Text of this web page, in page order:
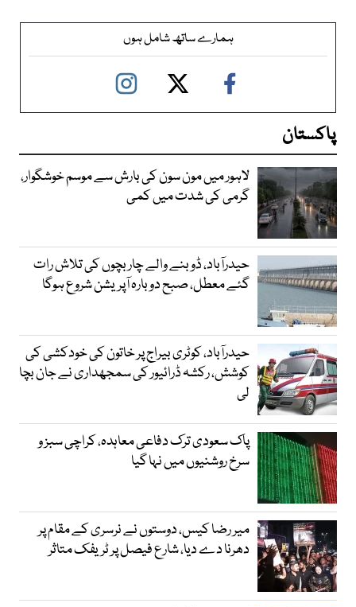
ہمارے ساتھ شامل ہوں
پاکستان
لاہور میں مون سون کی بارش سے موسم خوشگوار،
گرمی کی شدت میں کمی
حیدرآباد، ڈوبنے والے چار بچوں کی تلاش رات
گئے معطل، صبح دوبارہ آپریشن شروع ہوگا
حیدرآباد، کوٹری بیراج پر خاتون کی خودکشی کی
کوشش، رکشہ ڈرائیور کی سمجھداری نے جان بچا
لی
پاک سعودی ترک دفاعی معاہدہ، کراچی سبز و
سرخ روشنیوں میں نہا گیا
میر رضا کیس، دوستوں نے نرسری کے مقام پر
دھرنا دے دیا، شارع فیصل پر ٹریفک متاثر